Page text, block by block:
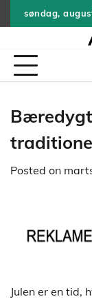
to
søndag,
Posted on
Julen er en tid,